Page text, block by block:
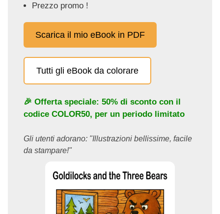
Prezzo promo !
Scarica il mio eBook in PDF
Tutti gli eBook da colorare
🎉 Offerta speciale: 50% di sconto con il
codice COLOR50, per un periodo limitato
Gli utenti adorano: "Illustrazioni bellissime, facile
da stampare!"